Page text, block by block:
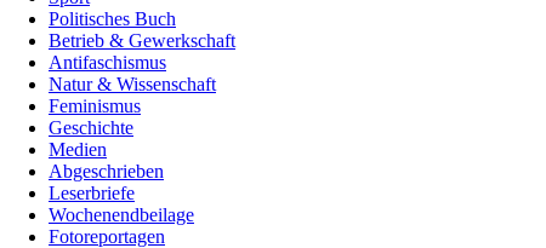
Politisches Buch
Betrieb & Gewerkschaft
Antifaschismus
Natur & Wissenschaft
Feminismus
Geschichte
Medien
Abgeschrieben
Leserbriefe
Wochenendbeilage
Fotoreportagen